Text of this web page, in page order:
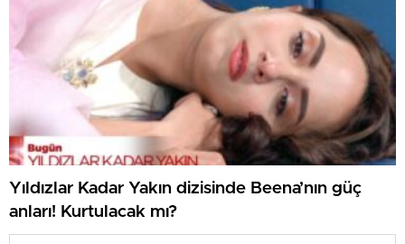
Yıldızlar Kadar Yakın dizisinde Beena’nın güç
anları! Kurtulacak mı?